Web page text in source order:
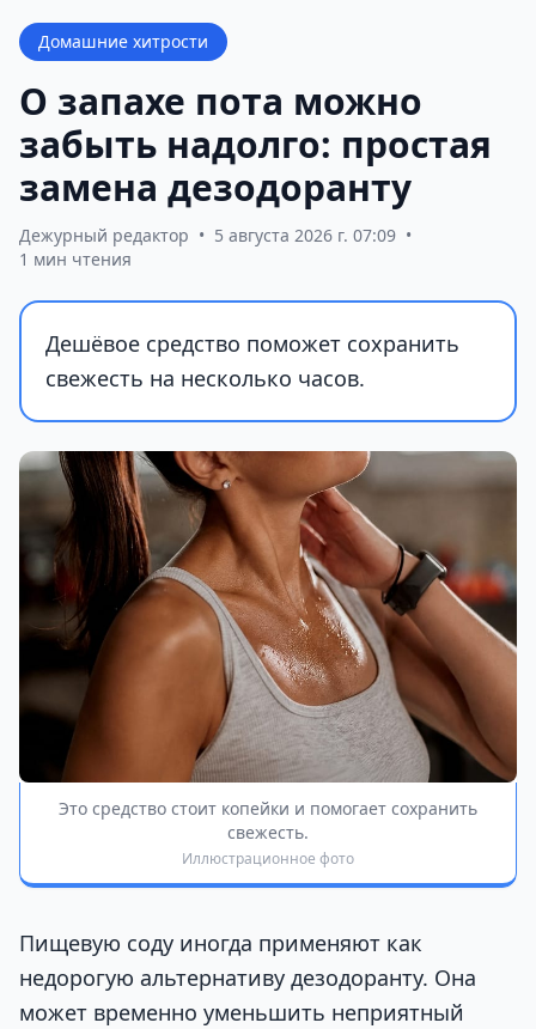
Домашние хитрости
О запахе пота можно
забыть надолго: простая
замена дезодоранту
Дежурный редактор • 5 августа 2026 г. 07:09 •
1 мин чтения
Дешёвое средство поможет сохранить
свежесть на несколько часов.
Это средство стоит копейки и помогает сохранить
свежесть.
Иллюстрационное фото
Пищевую соду иногда применяют как
недорогую альтернативу дезодоранту. Она
может временно уменьшить неприятный